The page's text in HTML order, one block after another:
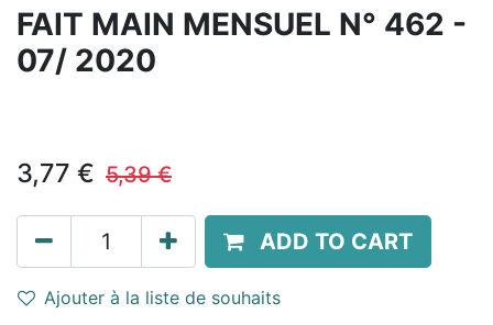
FAIT MAIN MENSUEL N° 462 -
07/ 2020
3,77 € 5,39€
ADD TO CART
Ajouter à la liste de souhaits